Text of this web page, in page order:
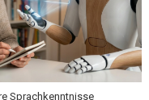
Sprachkenntnisse